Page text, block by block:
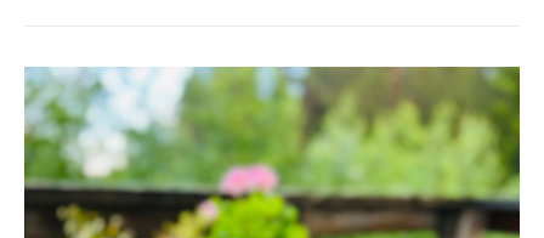
PEACH
MELBAMARMELAD
MED
VANILJ